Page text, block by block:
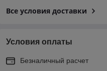
Все условия доставки
Условия оплаты
Безналичный расчет